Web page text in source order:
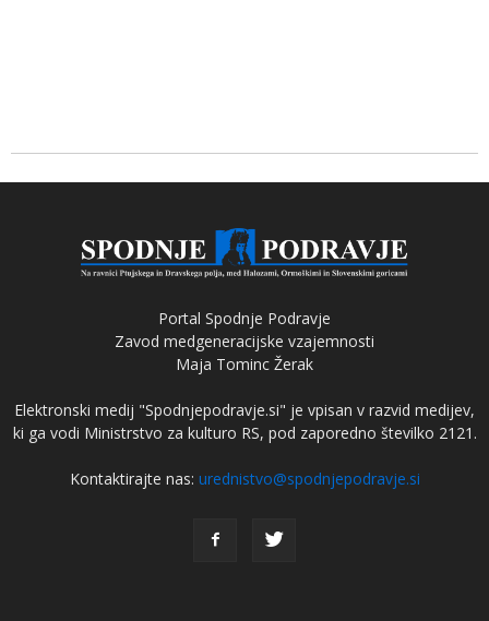
Portal Spodnje Podravje
Zavod medgeneracijske vzajemnosti
Maja Tominc Žerak
Elektronski medij "Spodnjepodravje.si" je vpisan v razvid medijev,
ki ga vodi Ministrstvo za kulturo RS, pod zaporedno številko 2121.
Kontaktirajte nas: urednistvo@spodnjepodravje.si